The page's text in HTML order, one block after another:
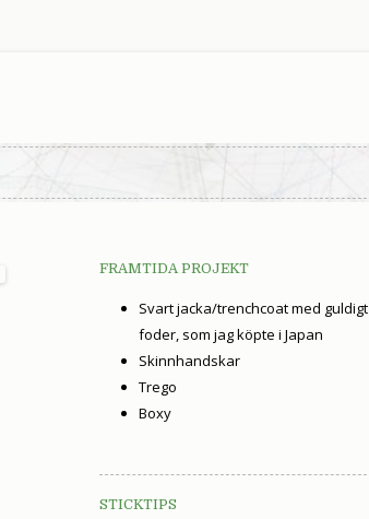
FRAMTIDA PROJEKT
Svart jacka/trenchcoat med guldigt
foder, som jag köpte i Japan
Skinnhandskar
Trego
Boxy
STICKTIPS